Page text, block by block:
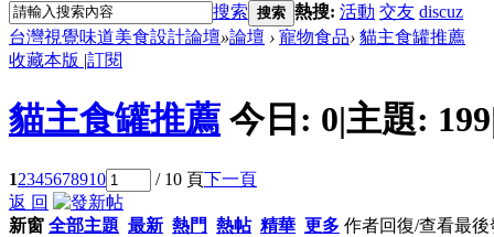
搜索 搜索 熱搜: 活動 交友 discuz
台灣視覺味道美食設計論壇»論壇 › 寵物食品› 貓主食罐推薦
收藏本版 |訂閱
貓主食罐推薦 今日: 0|主題: 199
12345678910 / 10 頁下一頁
返 回
新窗 全部主題 最新 熱門 熱帖 精華 更多 作者回復/查看最後